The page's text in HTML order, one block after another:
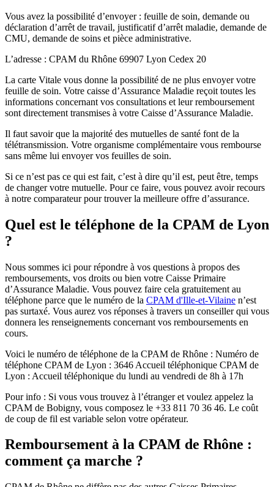
Vous avez la possibilité d’envoyer : feuille de soin, demande ou
déclaration d’arrêt de travail, justificatif d’arrêt maladie, demande de
CMU, demande de soins et pièce administrative.
L’adresse : CPAM du Rhône 69907 Lyon Cedex 20
La carte Vitale vous donne la possibilité de ne plus envoyer votre
feuille de soin. Votre caisse d’Assurance Maladie reçoit toutes les
informations concernant vos consultations et leur remboursement
sont directement transmises à votre Caisse d’Assurance Maladie.
Il faut savoir que la majorité des mutuelles de santé font de la
télétransmission. Votre organisme complémentaire vous rembourse
sans même lui envoyer vos feuilles de soin.
Si ce n’est pas ce qui est fait, c’est à dire qu’il est, peut être, temps
de changer votre mutuelle. Pour ce faire, vous pouvez avoir recours
à notre comparateur pour trouver la meilleure offre d’assurance.
Quel est le téléphone de la CPAM de Lyon
?
Nous sommes ici pour répondre à vos questions à propos des
remboursements, vos droits ou bien votre Caisse Primaire
d’Assurance Maladie. Vous pouvez faire cela gratuitement au
téléphone parce que le numéro de la CPAM d'Ille-et-Vilaine n’est
pas surtaxé. Vous aurez vos réponses à travers un conseiller qui vous
donnera les renseignements concernant vos remboursements en
cours.
Voici le numéro de téléphone de la CPAM de Rhône : Numéro de
téléphone CPAM de Lyon : 3646 Accueil téléphonique CPAM de
Lyon : Accueil téléphonique du lundi au vendredi de 8h à 17h
Pour info : Si vous vous trouvez à l’étranger et voulez appelez la
CPAM de Bobigny, vous composez le +33 811 70 36 46. Le coût
de coup de fil est variable selon votre opérateur.
Remboursement à la CPAM de Rhône :
comment ça marche ?